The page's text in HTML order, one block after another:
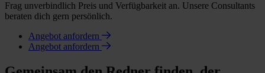
Frag unverbindlich Preis und Verfügbarkeit an. Unsere Consultants
beraten dich gern persönlich.
Angebot anfordern
Angebot anfordern